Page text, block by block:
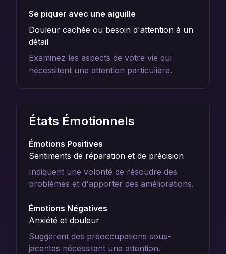
Se piquer avec une aiguille
Douleur cachée ou besoin d'attention à un
détail
Examinez les aspects de votre vie qui
nécessitent une attention particulière.
États Émotionnels
Émotions Positives
Sentiments de réparation et de précision
Indiquent une volonté de résoudre des
problèmes et d'apporter des améliorations.
Émotions Négatives
Anxiété et douleur
Suggèrent des préoccupations sous-
jacentes nécessitant une attention.